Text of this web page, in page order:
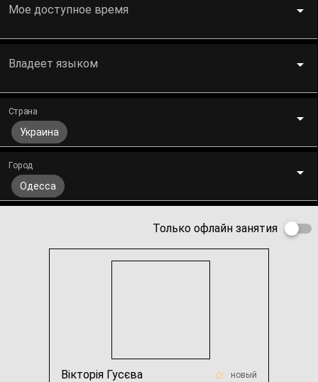
Мое доступное время
Владеет языком
Страна
Украина
Город
Одесcа
Только офлайн занятия
Вікторія Гусєва новый